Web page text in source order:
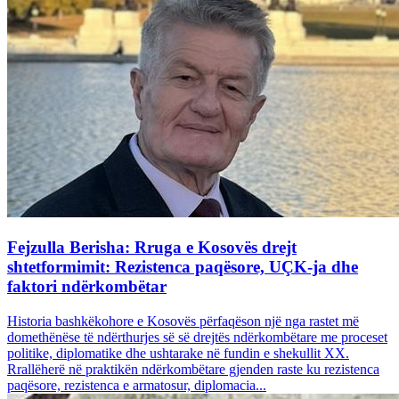
Fejzulla Berisha: Rruga e Kosovës drejt
shtetformimit: Rezistenca paqësore, UÇK-ja dhe
faktori ndërkombëtar
Historia bashkëkohore e Kosovës përfaqëson një nga rastet më
domethënëse të ndërthurjes së së drejtës ndërkombëtare me proceset
politike, diplomatike dhe ushtarake në fundin e shekullit XX.
Rrallëherë në praktikën ndërkombëtare gjenden raste ku rezistenca
paqësore, rezistenca e armatosur, diplomacia...